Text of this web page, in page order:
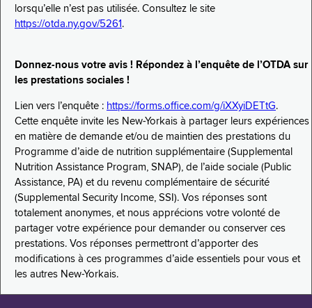
lorsqu’elle n’est pas utilisée. Consultez le site
https://otda.ny.gov/5261 .
Donnez-nous votre avis ! Répondez à l’enquête de l’OTDA sur
les prestations sociales !
Lien vers l’enquête : https://forms.office.com/g/iXXyiDETtG.
Cette enquête invite les New-Yorkais à partager leurs expériences
en matière de demande et/ou de maintien des prestations du
Programme d’aide de nutrition supplémentaire (Supplemental
Nutrition Assistance Program, SNAP), de l’aide sociale (Public
Assistance, PA) et du revenu complémentaire de sécurité
(Supplemental Security Income, SSI). Vos réponses sont
totalement anonymes, et nous apprécions votre volonté de
partager votre expérience pour demander ou conserver ces
prestations. Vos réponses permettront d’apporter des
modifications à ces programmes d’aide essentiels pour vous et
les autres New-Yorkais.